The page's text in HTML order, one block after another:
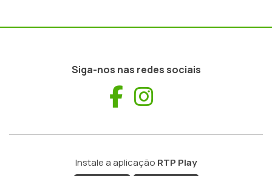
Siga-nos nas redes sociais
Facebook
Instale a aplicação RTP Play